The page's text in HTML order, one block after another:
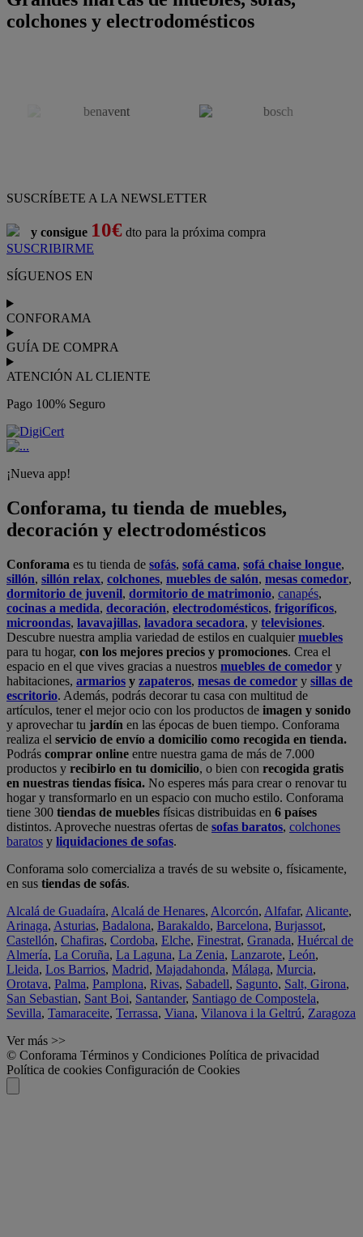
colchones y electrodomésticos
SUSCRÍBETE A LA NEWSLETTER
y consigue 10€ dto para la próxima compra
SUSCRIBIRME
SÍGUENOS EN
CONFORAMA
GUÍA DE COMPRA
ATENCIÓN AL CLIENTE
Pago 100% Seguro
¡Nueva app!
Conforama, tu tienda de muebles,
decoración y electrodomésticos
Conforama es tu tienda de sofás, sofá cama, sofá chaise longue,
sillón, sillón relax, colchones, muebles de salón, mesas comedor,
dormitorio de juvenil, dormitorio de matrimonio, canapés,
cocinas a medida, decoración, electrodomésticos, frigoríficos,
microondas, lavavajillas, lavadora secadora, y televisiones.
Descubre nuestra amplia variedad de estilos en cualquiermuebles
para tu hogar, con los mejores precios y promociones. Crea el
espacio en el que vives gracias a nuestros muebles de comedor y
habitaciones, armarios y zapateros, mesas de comedor y sillas de
escritorio. Además, podrás decorar tu casa con multitud de
artículos, tener el mejor ocio con los productos de imagen y sonido
y aprovechar tu jardín en las épocas de buen tiempo. Conforama
realiza el servicio de envío a domicilio como recogida en tienda.
Podrás comprar online entre nuestra gama de más de 7.000
productos y recibirlo en tu domicilio, o bien con recogida gratis
en nuestras tiendas física. No esperes más para crear o renovar tu
hogar y transformarlo en un espacio con mucho estilo. Conforama
tiene 300 tiendas de muebles físicas distribuidas en 6 países
distintos. Aproveche nuestras ofertas de sofas baratos, colchones
baratos y liquidaciones de sofas.
Conforama solo comercializa a través de su website o, físicamente,
en sus tiendas de sofás.
Alcalá de Guadaíra, Alcalá de Henares, Alcorcón, Alfafar, Alicante,
Arinaga, Asturias, Badalona, Barakaldo, Barcelona, Burjassot,
Castellón, Chafiras, Cordoba, Elche, Finestrat, Granada, Huércal de
Almería, La Coruña, La Laguna, La Zenia, Lanzarote, León,
Lleida, Los Barrios, Madrid, Majadahonda, Málaga, Murcia,
Orotava, Palma, Pamplona, Rivas, Sabadell, Sagunto, Salt, Girona,
San Sebastian, Sant Boi, Santander, Santiago de Compostela,
Sevilla, Tamaraceite, Terrassa, Viana, Vilanova i la Geltrú, Zaragoza
Ver más >>
© Conforama Términos y Condiciones Política de privacidad
Política de cookies Configuración de Cookies